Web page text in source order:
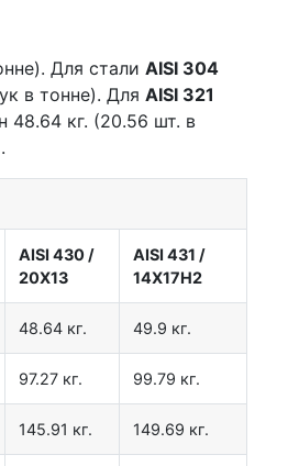
Для стали AISI 304
в тонне). Для AISI 321
48.64 кг. (20.56 шт. в
AISI 430 /
20Х13
AISI 431 /
14Х17Н2
48.64 кг. 49.9 кг.
97.27 кг. 99.79 кг.
145.91 кг. 149.69 кг.